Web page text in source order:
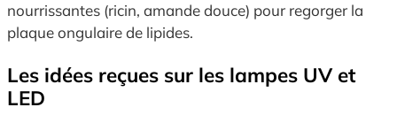
nourrissantes (ricin, amande douce) pour regorger la
plaque ongulaire de lipides.
Les idées reçues sur les lampes UV et
LED